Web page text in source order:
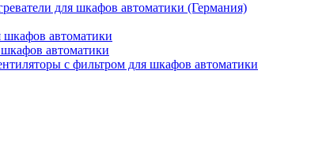
для шкафов автоматики (Германия)
шкафов автоматики
автоматики
с фильтром для шкафов автоматики